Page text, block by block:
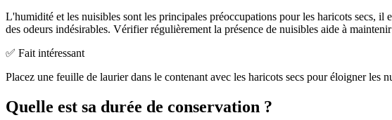
L'humidité et les nuisibles sont les principales préoccupations pour les haricots secs, il
des odeurs indésirables. Vérifier régulièrement la présence de nuisibles aide à
✅ Fait intéressant
Placez une feuille de laurier dans le contenant avec les haricots secs pour éloigner les
Quelle est sa durée de conservation ?